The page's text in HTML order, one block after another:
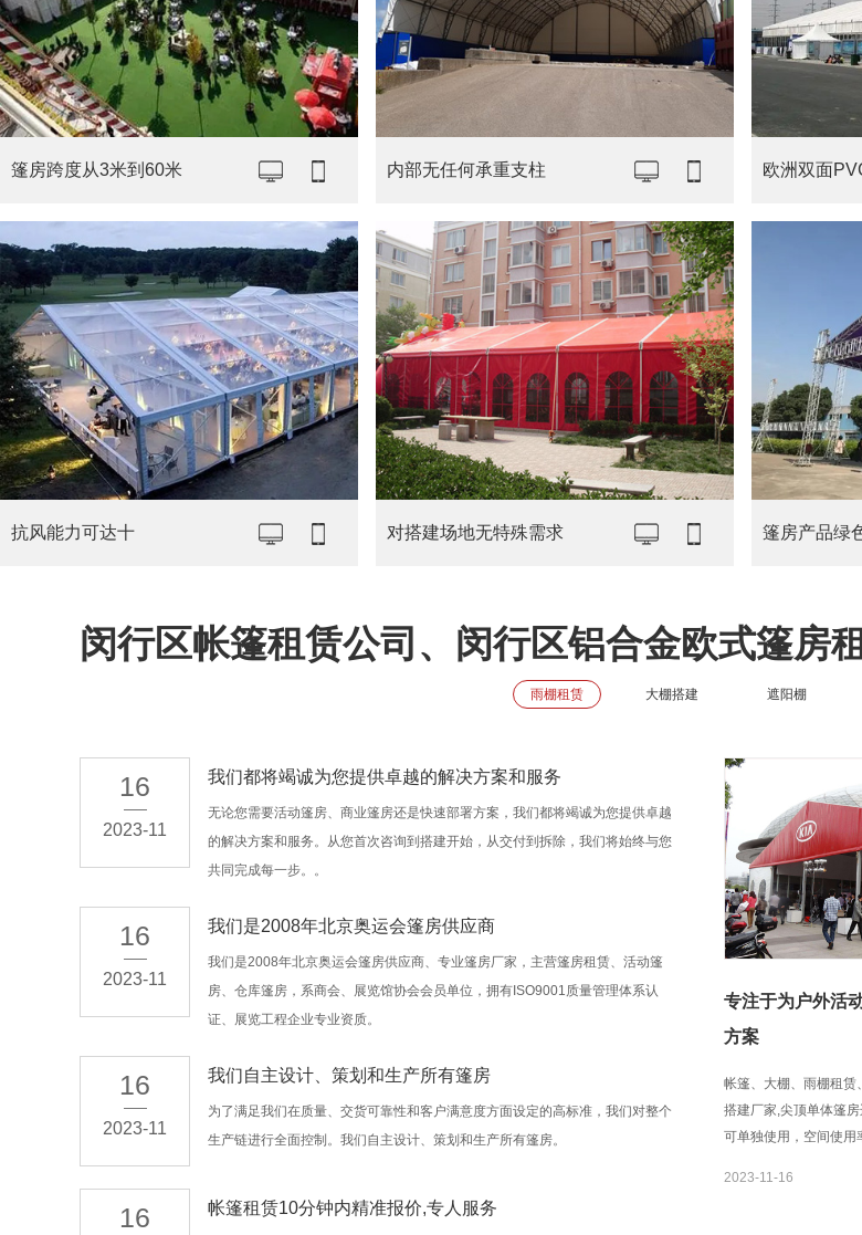
篷房跨度从3米到60米 内部无任何承重支柱 欧洲双面
抗风能力可达十 对搭建场地无特殊需求 篷房产品绿
闵行区帐篷租赁公司、闵行区铝合金欧式篷房
雨棚租赁 大棚搭建 遮阳棚
16
2023-11
我们都将竭诚为您提供卓越的解决方案和服务
无论您需要活动篷房、商业篷房还是快速部署方案，我们都将竭诚为您提供卓越
的解决方案和服务。从您首次咨询到搭建开始，从交付到拆除，我们将始终与您
共同完成每一步。。
16
2023-11
我们是2008年北京奥运会篷房供应商
我们是2008年北京奥运会篷房供应商、专业篷房厂家，主营篷房租赁、活动篷
房、仓库篷房，系商会、展览馆协会会员单位，拥有ISO9001质量管理体系认
证、展览工程企业专业资质。
16
2023-11
我们自主设计、策划和生产所有篷房
为了满足我们在质量、交货可靠性和客户满意度方面设定的高标准，我们对整个
生产链进行全面控制。我们自主设计、策划和生产所有篷房。
16 帐篷租赁10分钟内精准报价,专人服务
专注于为户外活
方案
帐篷、大棚、雨棚租赁
搭建厂家,尖顶单体篷
可单独使用，空间使用
2023-11-16